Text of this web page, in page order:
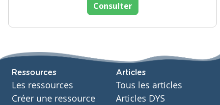
Consulter
Ressources
Les ressources
Créer une ressource
Articles
Tous les articles
Articles DYS